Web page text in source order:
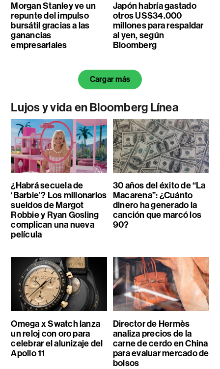
Morgan Stanley ve un
repunte del impulso
bursátil gracias a las
ganancias
empresariales
Japón habría gastado
otros US$34.000
millones para respaldar
al yen, según
Bloomberg
Cargar más
Lujos y vida en Bloomberg Línea
¿Habrá secuela de
‘Barbie’? Los millonarios
sueldos de Margot
Robbie y Ryan Gosling
complican una nueva
película
30 años del éxito de “La
Macarena”: ¿Cuánto
dinero ha generado la
canción que marcó los
90?
Omega x Swatch lanza
un reloj con oro para
celebrar el alunizaje del
Apollo 11
Director de Hermès
analiza precios de la
carne de cerdo en China
para evaluar mercado de
bolsos